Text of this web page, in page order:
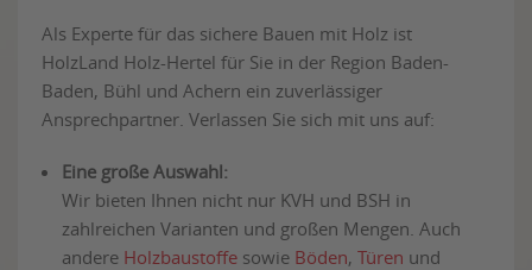
Als Experte für das sichere Bauen mit Holz ist
HolzLand Holz-Hertel für Sie in der Region Baden-
Baden, Bühl und Achern ein zuverlässiger
Ansprechpartner. Verlassen Sie sich mit uns auf:
Eine große Auswahl:
Wir bieten Ihnen nicht nur KVH und BSH in
zahlreichen Varianten und großen Mengen. Auch
andere Holzbaustoffe sowie Böden, Türen und